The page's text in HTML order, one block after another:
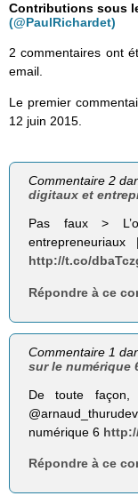
Contributions sous
(@PaulRichardet)
2 commentaires ont
email.
Le premier
12 juin 2015.
Commentaire 2
digitaux et
Pas faux >
http://t.co/
Répondre à ce
Commentaire 1
sur le numérique
De toute
numérique 6
Répondre à ce